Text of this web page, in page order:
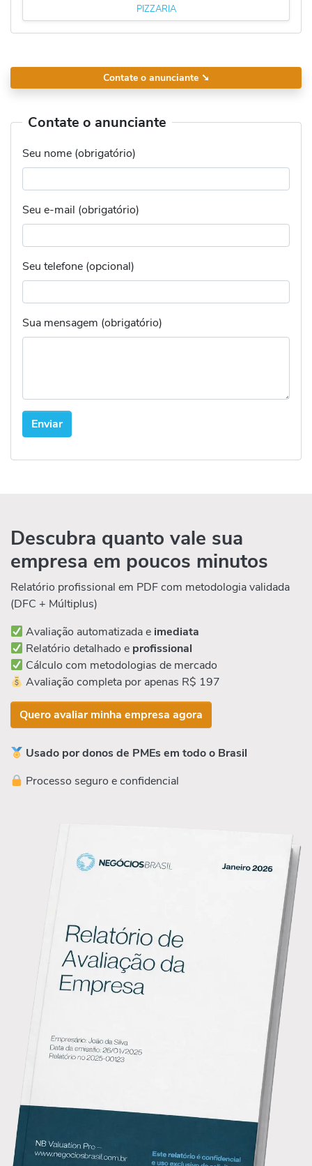
PIZZARIA
Contate o anunciante ➘
Contate o anunciante
Seu nome (obrigatório)
Seu e-mail (obrigatório)
Seu telefone (opcional)
Sua mensagem (obrigatório)
Descubra quanto vale sua
empresa em poucos minutos
Relatório profissional em PDF com metodologia validada
(DFC + Múltiplus)
Avaliação automatizada e imediata
Relatório detalhado e profissional
Cálculo com metodologias de mercado
Avaliação completa por apenas R$ 197
Quero avaliar minha empresa agora
Usado por donos de PMEs em todo o Brasil
Processo seguro e confidencial